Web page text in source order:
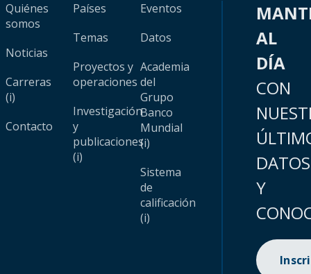
Quiénes
somos
Noticias
Carreras
(i)
Contacto
Países
Temas
Proyectos y
operaciones
Investigación
y
publicaciones
(i)
Eventos
Datos
Academia
del
Grupo
Banco
Mundial
(i)
Sistema
de
calificación
(i)
AL
DÍA
CON
DATOS
Y